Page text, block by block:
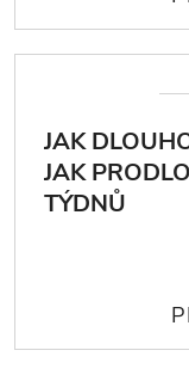
JAK
JAK
TÝDNŮ